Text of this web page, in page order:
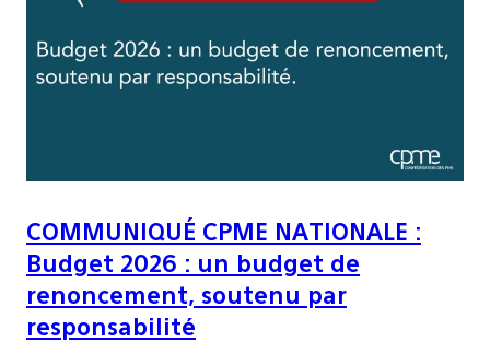
COMMUNIQUÉ CPME NATIONALE :
Budget 2026 : un budget de
renoncement, soutenu par
responsabilité